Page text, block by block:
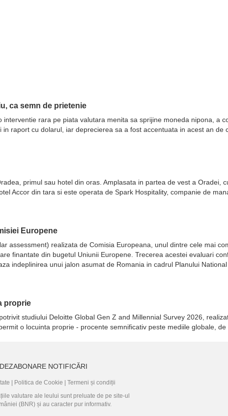
ca semn de prietenie
rara pe piata valutara menita sa sprijine moneda nipona, a
raport cu dolarul, iar deprecierea sa a fost accentuata in acest an de
primul sau hotel din oras. Amplasata in partea de vest a Oradei,
Accor din tara si este operata de Spark Hospitality, companie de
Europene
assessment) realizata de Comisia Europeana, unul dintre cele mai
finantate din bugetul Uniunii Europene. Trecerea acestei evaluari
indeplinirea unui jalon asumat de Romania in cadrul Planului
proprie
studiului Deloitte Global Gen Z and Millennial Survey 2026,
o locuinta proprie - procente semnificativ peste mediile globale, de
DEZABONARE NOTIFICĂRI
Politica de Cookie
Termeni și condiții
valutare ale leului sunt preluate de pe site-ul
(BNR) și au caracter pur informativ.